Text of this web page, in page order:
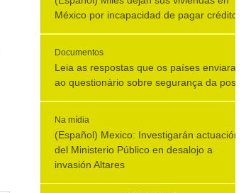
México por incapacidad de pagar crédito
Documentos
Leia as respostas que os países enviaram
ao questionário sobre segurança da posse
Na mídia
(Español) Mexico: Investigarán actuación
del Ministerio Público en desalojo a
invasión Altares